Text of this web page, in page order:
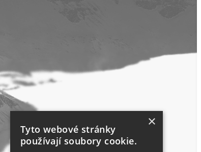
×
Tyto webové stránky
používají soubory cookie.